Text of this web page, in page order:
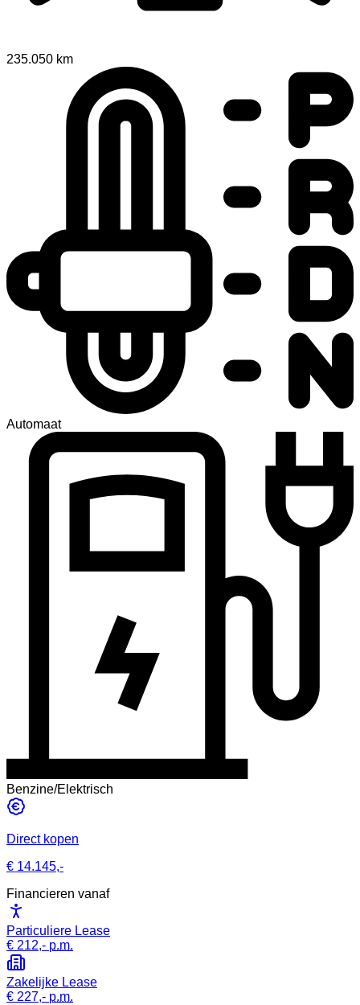
235.050 km
Automaat
Benzine/Elektrisch
Direct kopen
€ 14.145,-
Financieren vanaf
Particuliere Lease
€ 212,- p.m.
Zakelijke Lease
€ 227,- p.m.